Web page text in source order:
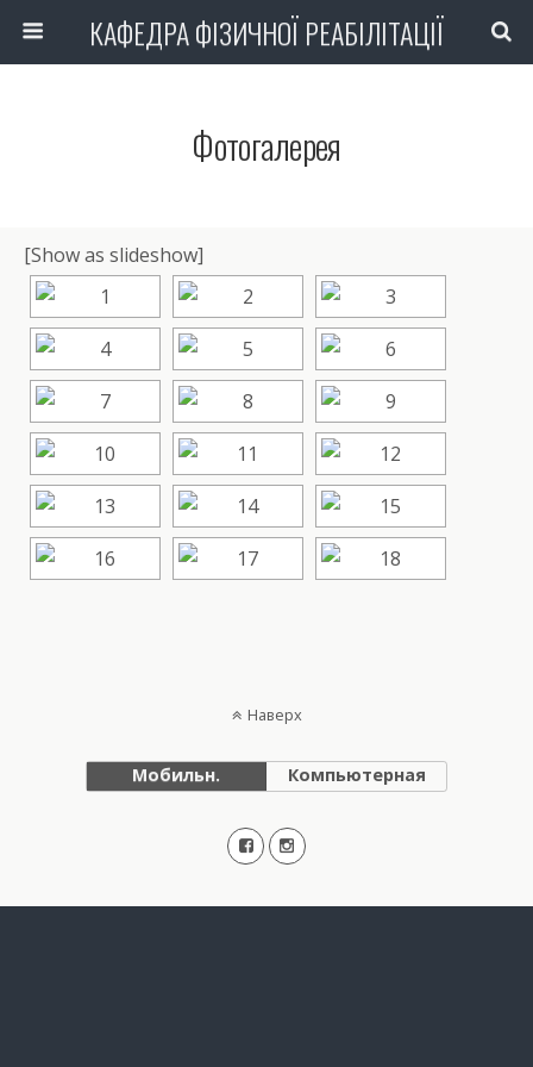
КАФЕДРА ФІЗИЧНОЇ РЕАБІЛІТАЦІЇ
Фотогалерея
[Show as slideshow]
Наверх
Мобильн. Компьютерная